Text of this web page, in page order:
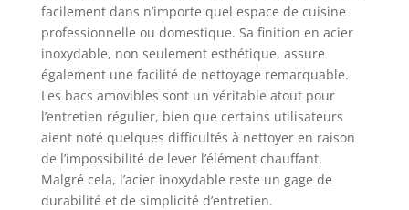
facilement dans n’importe quel espace de cuisine
professionnelle ou domestique. Sa finition en acier
inoxydable, non seulement esthétique, assure
également une facilité de nettoyage remarquable.
Les bacs amovibles sont un véritable atout pour
l’entretien régulier, bien que certains utilisateurs
aient noté quelques difficultés à nettoyer en raison
de l’impossibilité de lever l’élément chauffant.
Malgré cela, l’acier inoxydable reste un gage de
durabilité et de simplicité d’entretien.